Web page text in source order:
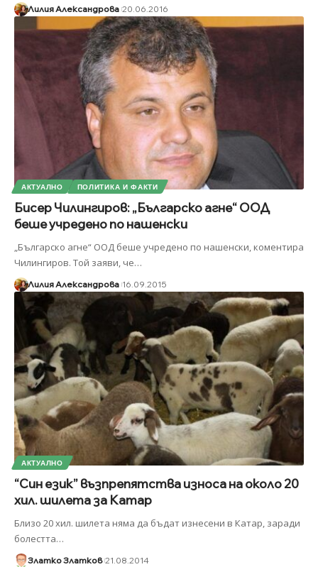
Лилия Александрова 20.06.2016
АКТУАЛНО ПОЛИТИКА И ФАКТИ
Бисер Чилингиров: „Българско агне“ ООД
беше учредено по нашенски
„Българско агне“ ООД беше учредено по нашенски, коментира
Чилингиров. Той заяви, че…
Лилия Александрова 16.09.2015
АКТУАЛНО
“Син език” възпрепятства износа на около 20
хил. шилета за Катар
Близо 20 хил. шилета няма да бъдат изнесени в Катар, заради
болестта…
Златко Златков 21.08.2014